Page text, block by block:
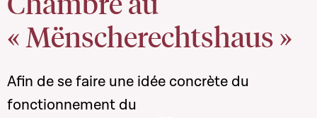
« Mënscherechtshaus »
Afin de se faire une idée concrète du
fonctionnement du